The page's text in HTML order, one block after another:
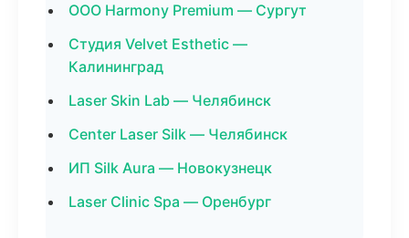
ООО Harmony Premium — Сургут
Студия Velvet Esthetic —
Калининград
Laser Skin Lab — Челябинск
Center Laser Silk — Челябинск
ИП Silk Aura — Новокузнецк
Laser Clinic Spa — Оренбург